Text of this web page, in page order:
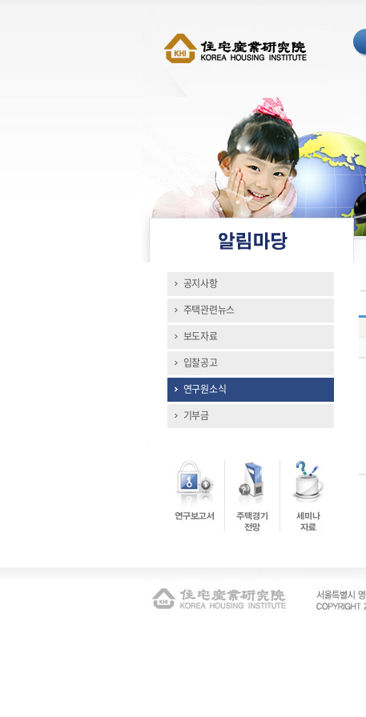
공지사항
주택관련뉴스
보도자료
입찰공고
연구원소식
기부금